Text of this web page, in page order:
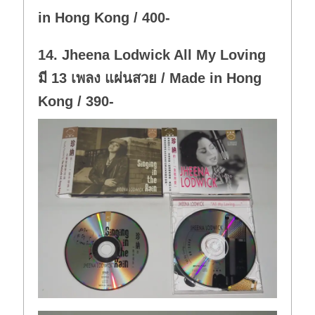
in Hong Kong / 400-
14. Jheena Lodwick All My Loving
มี 13 เพลง แผ่นสวย / Made in Hong
Kong / 390-